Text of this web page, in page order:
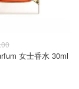
女士香水 30ml